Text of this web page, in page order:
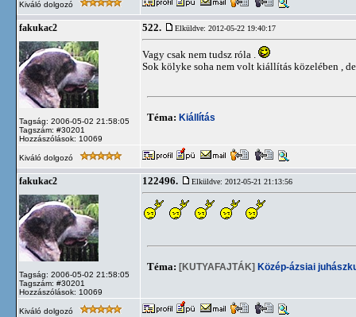
Kiváló dolgozó
fakukac2
Tagság: 2006-05-02 21:58:05
Tagszám: #30201
Hozzászólások: 10069
522. Elküldve: 2012-05-22 19:40:17
Vagy csak nem tudsz róla .
Sok kölyke soha nem volt kiállítás közelében ,
Téma: Kiállítás
Kiváló dolgozó
fakukac2
Tagság: 2006-05-02 21:58:05
Tagszám: #30201
Hozzászólások: 10069
122496. Elküldve: 2012-05-21 21:13:56
Téma: [KUTYAFAJTÁK] Közép-ázsiai
Kiváló dolgozó